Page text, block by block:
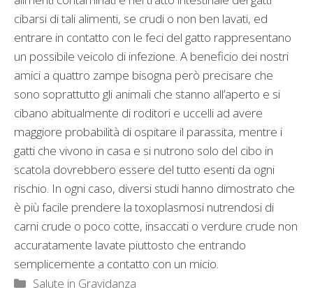
cibarsi di tali alimenti, se crudi o non ben lavati, ed
entrare in contatto con le feci del gatto rappresentano
un possibile veicolo di infezione. A beneficio dei nostri
amici a quattro zampe bisogna però precisare che
sono soprattutto gli animali che stanno all’aperto e si
cibano abitualmente di roditori e uccelli ad avere
maggiore probabilità di ospitare il parassita, mentre i
gatti che vivono in casa e si nutrono solo del cibo in
scatola dovrebbero essere del tutto esenti da ogni
rischio. In ogni caso, diversi studi hanno dimostrato che
è più facile prendere la toxoplasmosi nutrendosi di
carni crude o poco cotte, insaccati o verdure crude non
accuratamente lavate piuttosto che entrando
semplicemente a contatto con un micio.
Categorie
Salute in Gravidanza